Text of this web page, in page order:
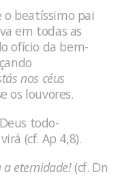
o beatíssimo pai
em todas as
ofício da bem-
nos céus
os louvores.
todo-
(cf. Ap 4,8).
a eternidade!(cf. Dn